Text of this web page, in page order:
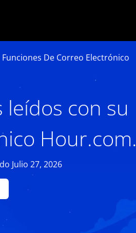
Funciones De Correo Electrónico
con su
Hour.com.
Julio 27, 2026